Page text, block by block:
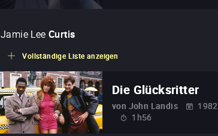
Jamie Lee Curtis
Vollständige Liste anzeigen
Die Glücksritter
von John Landis 1982
1h56